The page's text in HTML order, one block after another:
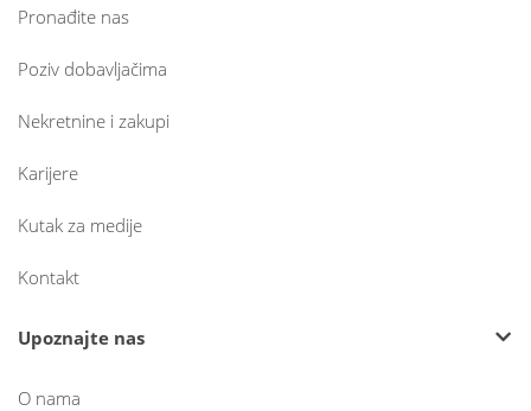
Pronađite nas
Poziv dobavljačima
Nekretnine i zakupi
Karijere
Kutak za medije
Kontakt
Upoznajte nas
O nama